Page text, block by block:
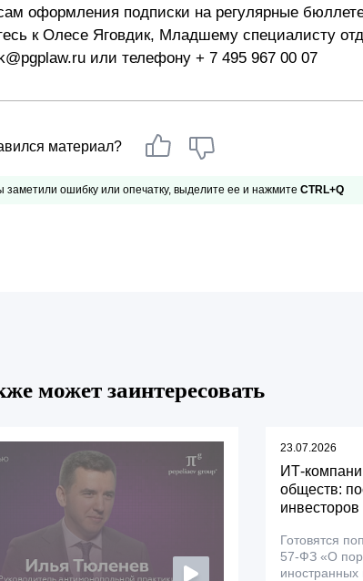
оформления подписки на регулярные
к Олесе Яговдик, Младшему специалисту
или телефону + 7 495 967 00 07
материал?
заметили ошибку или опечатку, выделите ее и нажмите CTRL+Q
может заинтересовать
23.07.2026
ИТ-
обществ:
инвесторов
Готовятся
57-ФЗ «О
иностранных